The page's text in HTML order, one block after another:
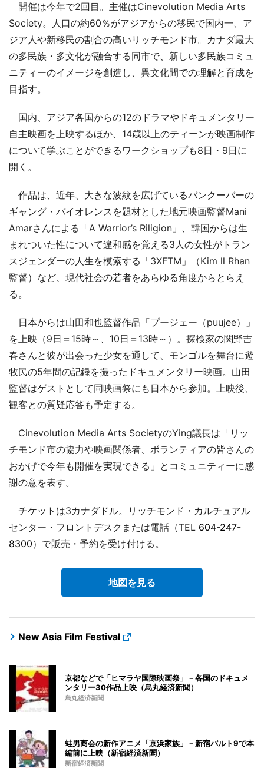
開催は今年で2回目。主催はCinevolution Media Arts
Society。人口の約60％がアジアからの移民で国内一、ア
ジア人や新移民の割合の高いリッチモンド市。カナダ最大
の多民族・多文化が融合する同市で、新しい多民族コミュ
ニティーのイメージを創造し、異文化間での理解と育成を
目指す。
国内、アジア各国からの12のドラマやドキュメンタリー
自主映画を上映するほか、14歳以上のティーンが映画制作
について学ぶことができるワークショップも8日・9日に
開く。
作品は、近年、大きな波紋を広げているバンクーバーの
ギャング・バイオレンスを題材とした地元映画監督Mani
Amarさんによる「A Warrior’s Riligion」、韓国からは生
まれついた性について違和感を覚える3人の女性がトラン
スジェンダーの人生を模索する「3XFTM」（Kim ll Rhan
監督）など、現代社会の若者をあらゆる角度からとらえ
る。
日本からは山田和也監督作品「プージェー（puujee）」
を上映（9日＝15時～、10日＝13時～）。探検家の関野吉
春さんと彼が出会った少女を通して、モンゴルを舞台に遊
牧民の5年間の記録を撮ったドキュメンタリー映画。山田
監督はゲストとして同映画祭にも日本から参加。上映後、
観客との質疑応答も予定する。
Cinevolution Media Arts SocietyのYing議長は「リッ
チモンド市の協力や映画関係者、ボランティアの皆さんの
おかげで今年も開催を実現できる」とコミュニティーに感
謝の意を表す。
チケットは3カナダドル。リッチモンド・カルチュアル
センター・フロントデスクまたは電話（TEL 604-247-
8300）で販売・予約を受け付ける。
地図を見る
New Asia Film Festival
京都などで「ヒマラヤ国際映画祭」－各国のドキュメ
ンタリー30作品上映（烏丸経済新聞）
烏丸経済新聞
蛙男商会の新作アニメ「京浜家族」－新宿バルト9で本
編前に上映（新宿経済新聞）
新宿経済新聞